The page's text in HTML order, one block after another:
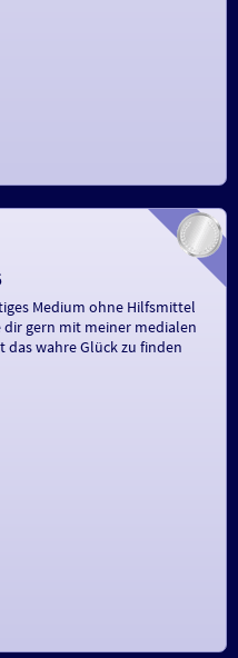
Medium ohne Hilfsmittel
dir gern mit meiner medialen
das wahre Glück zu finden